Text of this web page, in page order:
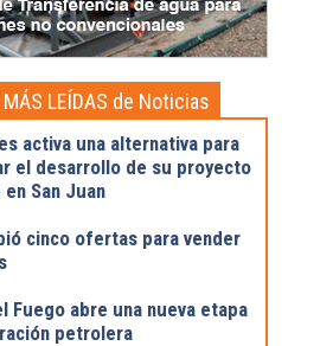
MÁS LEÍDAS de Noticias
activa una alternativa para
el desarrollo de su proyecto
San Juan
cinco ofertas para vender
Fuego abre una nueva etapa
petrolera